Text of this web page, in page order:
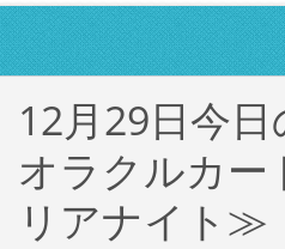
12月29日今
オラクルカ
リアナイト≫